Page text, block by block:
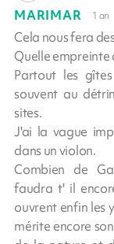
MARIMAR 1 an
Cela nous fera
Quelle empreinte
Partout les
souvent au
sites.
J'ai la vague
dans un violon.
Combien de
faudra t' il
ouvrent enfin les
mérite encore